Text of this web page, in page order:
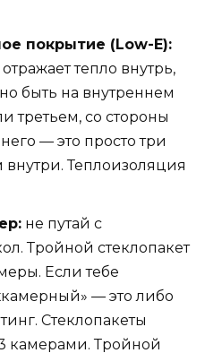
покрытие (Low-E):
тепло внутрь,
быть на внутреннем
третьем, со стороны
— это просто три
внутри. Теплоизоляция
не путай с
Тройной стеклопакет
Если тебе
— это либо
Стеклопакеты
камерами. Тройной